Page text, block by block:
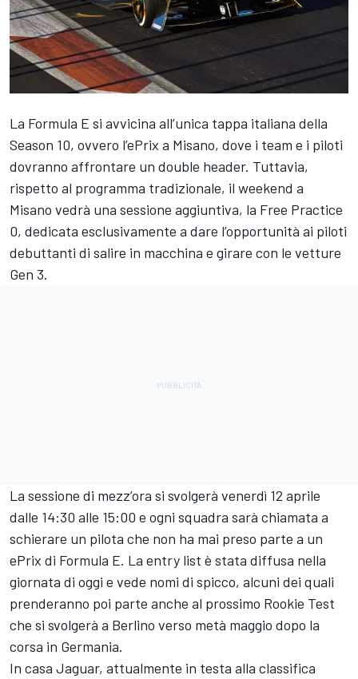
La Formula E si avvicina all’unica tappa italiana della
Season 10, ovvero l’ePrix a Misano, dove i team e i piloti
dovranno affrontare un double header. Tuttavia,
rispetto al programma tradizionale, il weekend a
Misano vedrà una sessione aggiuntiva, la Free Practice
0, dedicata esclusivamente a dare l’opportunità ai piloti
debuttanti di salire in macchina e girare con le vetture
Gen 3.
La sessione di mezz’ora si svolgerà venerdì 12 aprile
dalle 14:30 alle 15:00 e ogni squadra sarà chiamata a
schierare un pilota che non ha mai preso parte a un
ePrix di Formula E. La entry list è stata diffusa nella
giornata di oggi e vede nomi di spicco, alcuni dei quali
prenderanno poi parte anche al prossimo Rookie Test
che si svolgerà a Berlino verso metà maggio dopo la
corsa in Germania.
In casa Jaguar, attualmente in testa alla classifica